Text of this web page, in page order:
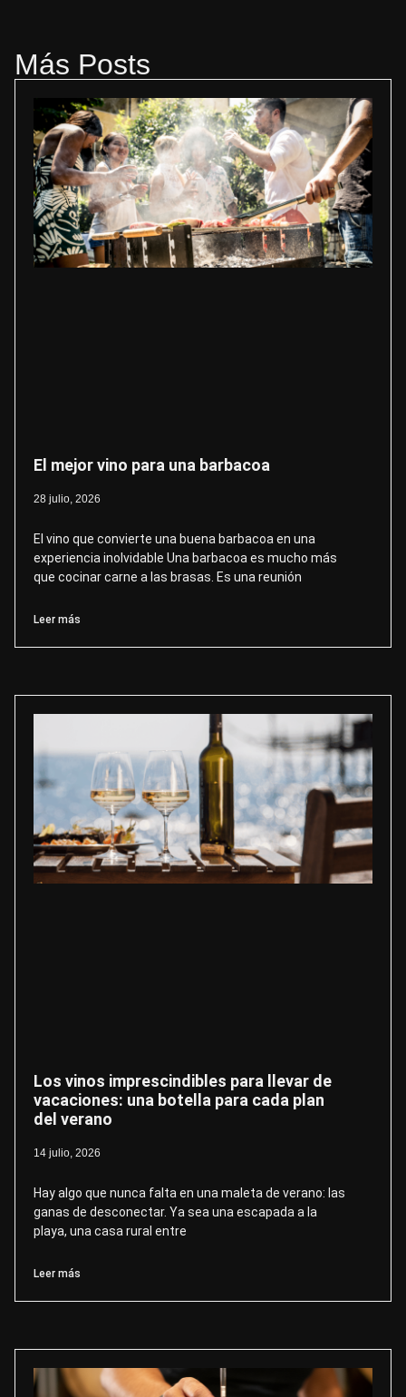
Más Posts
El mejor vino para una barbacoa
28 julio, 2026
El vino que convierte una buena barbacoa en una
experiencia inolvidable Una barbacoa es mucho más
que cocinar carne a las brasas. Es una reunión
Leer más
Los vinos imprescindibles para llevar de
vacaciones: una botella para cada plan
del verano
14 julio, 2026
Hay algo que nunca falta en una maleta de verano: las
ganas de desconectar. Ya sea una escapada a la
playa, una casa rural entre
Leer más